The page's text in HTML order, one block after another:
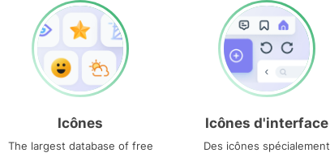
Icônes
The largest database of free
Icônes d'interface
Des icônes spécialement